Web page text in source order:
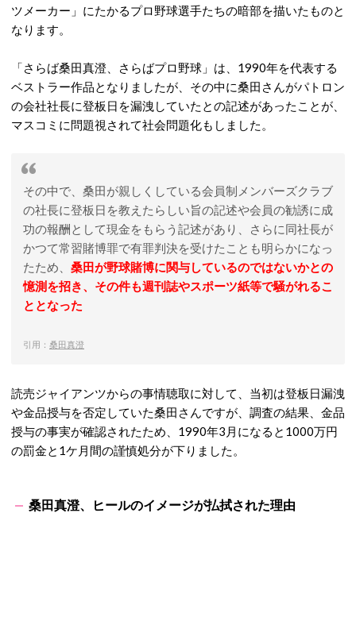
ツメーカー」にたかるプロ野球選手たちの暗部を描いたものと
なります。
「さらば桑田真澄、さらばプロ野球」は、1990年を代表する
ベストラー作品となりましたが、その中に桑田さんがパトロン
の会社社長に登板日を漏洩していたとの記述があったことが、
マスコミに問題視されて社会問題化もしました。
その中で、桑田が親しくしている会員制メンバーズクラブ
の社長に登板日を教えたらしい旨の記述や会員の勧誘に成
功の報酬として現金をもらう記述があり、さらに同社長が
かつて常習賭博罪で有罪判決を受けたことも明らかになっ
たため、 桑田が野球賭博に関与しているのではないかとの
憶測を招き、その件も週刊誌やスポーツ紙等で騒がれるこ
ととなった
引用： 桑田真澄
読売ジャイアンツからの事情聴取に対して、当初は登板日漏洩
や金品授与を否定していた桑田さんですが、調査の結果、金品
授与の事実が確認されたため、1990年3月になると1000万円
の罰金と1ケ月間の謹慎処分が下りました。
桑田真澄、ヒールのイメージが払拭された理由